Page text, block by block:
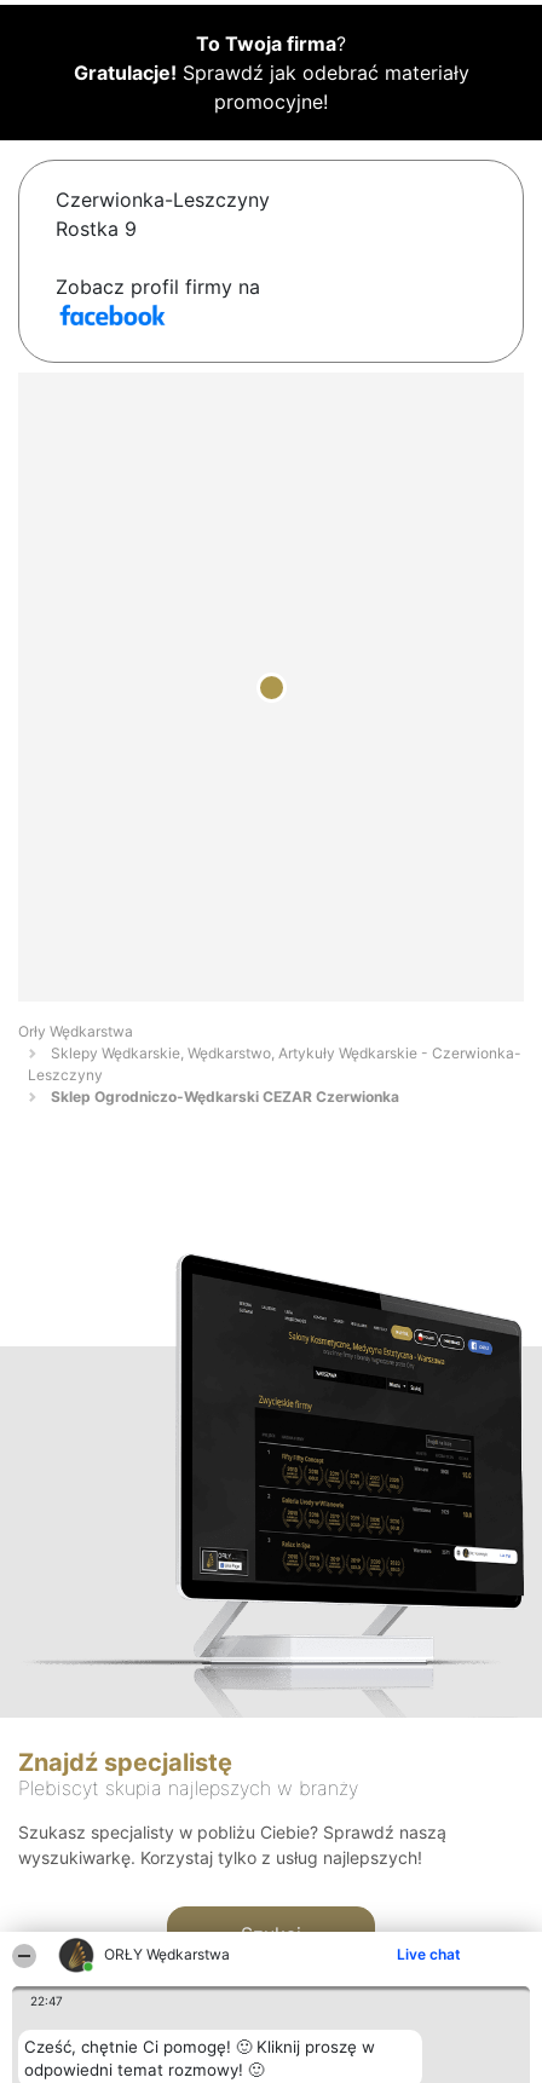
ORŁY Wędkarstwa Live chat
22:47
Cześć, chętnie Ci pomogę! 🙂 Kliknij proszę w
odpowiedni temat rozmowy! 🙂
To Twoja firma?
Gratulacje! Sprawdź jak odebrać materiały
promocyjne!
Czerwionka-Leszczyny
Rostka 9
Zobacz profil firmy na
Orły Wędkarstwa
Sklepy Wędkarskie, Wędkarstwo, Artykuły Wędkarskie - Czerwionka-
Leszczyny
Sklep Ogrodniczo-Wędkarski CEZAR Czerwionka
Znajdź specjalistę
Plebiscyt skupia najlepszych w branży
Szukasz specjalisty w pobliżu Ciebie? Sprawdź naszą
wyszukiwarkę. Korzystaj tylko z usług najlepszych!
Szukaj